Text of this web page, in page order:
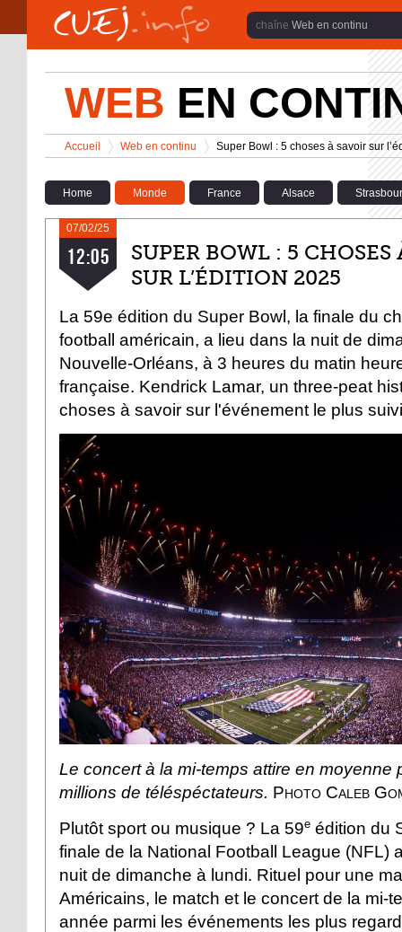
Aller au contenu principal
Web en continu
WEB EN
Vous êtes ici
Accueil
>
Web en continu
>
Super Bowl : 5 choses à savoir sur
Home Monde France Alsace
07/02/25
12:05
SUPER BOWL : 5 CHOSES
SUR L’ÉDITION 2025
La 59e édition du Super Bowl, la finale du
football américain, a lieu dans la nuit de
Nouvelle-Orléans, à 3 heures du matin
française. Kendrick Lamar, un three-peat
choses à savoir sur l'événement le plus
Le concert à la mi-temps attire en moyenne
millions de téléspéctateurs. Photo Caleb
Plutôt sport ou musique ? La 59e édition du
finale de la National Football League (NFL)
nuit de dimanche à lundi. Rituel pour une
Américains, le match et le concert de la mi-
année parmi les événements les plus